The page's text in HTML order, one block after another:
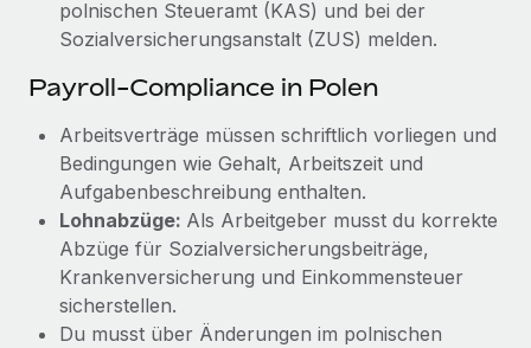
polnischen Steueramt (KAS) und bei der
Sozialversicherungsanstalt (ZUS) melden.
Payroll-Compliance in Polen
Arbeitsverträge müssen schriftlich vorliegen und
Bedingungen wie Gehalt, Arbeitszeit und
Aufgabenbeschreibung enthalten.
Lohnabzüge: Als Arbeitgeber musst du korrekte
Abzüge für Sozialversicherungsbeiträge,
Krankenversicherung und Einkommensteuer
sicherstellen.
Du musst über Änderungen im polnischen